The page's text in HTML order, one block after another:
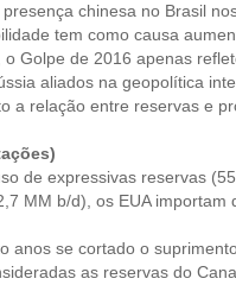
chinesa no Brasil
tem como causa
Golpe de 2016 apenas
aliados na geopolítica
a relação entre reservas e
de expressivas reservas
MM b/d), os EUA importam
se cortado o
as reservas do